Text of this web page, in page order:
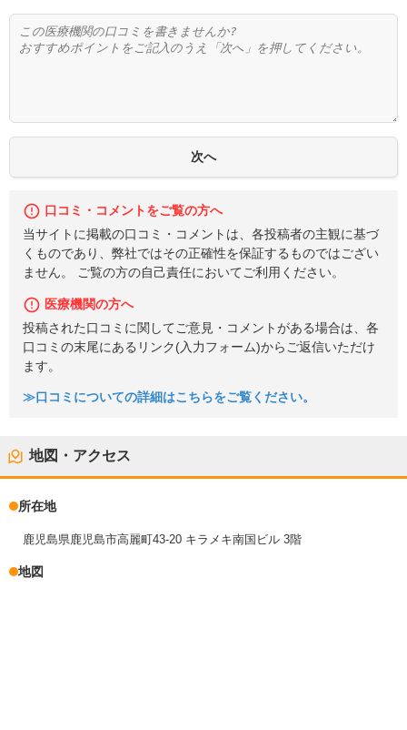
口コミ・コメントをご覧の方へ
当サイトに掲載の口コミ・コメントは、各投稿者の主観に基づ
くものであり、弊社ではその正確性を保証するものではござい
ません。 ご覧の方の自己責任においてご利用ください。
医療機関の方へ
投稿された口コミに関してご意見・コメントがある場合は、各
口コミの末尾にあるリンク(入力フォーム)からご返信いただけ
ます。
≫口コミについての詳細はこちらをご覧ください。
地図・アクセス
所在地
鹿児島県鹿児島市高麗町43-20 キラメキ南国ビル 3階
地図